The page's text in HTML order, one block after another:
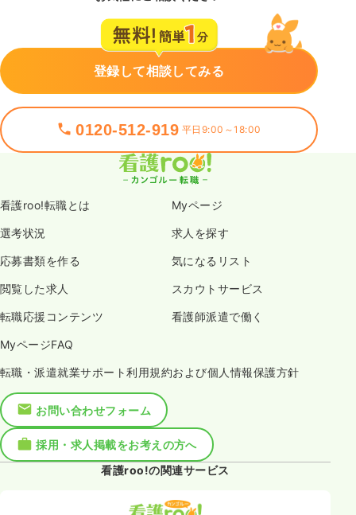
登録して相談してみる
0120-512-919 平日9:00～18:00
看護roo!転職とは Myページ
選考状況 求人を探す
応募書類を作る 気になるリスト
閲覧した求人 スカウトサービス
転職応援コンテンツ 看護師派遣で働く
MyページFAQ
転職・派遣就業サポート利用規約および個人情報保護方針
お問い合わせフォーム
採用・求人掲載をお考えの方へ
看護roo!の関連サービス